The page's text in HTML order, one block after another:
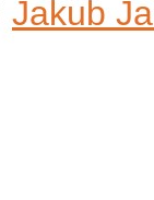
Jakub